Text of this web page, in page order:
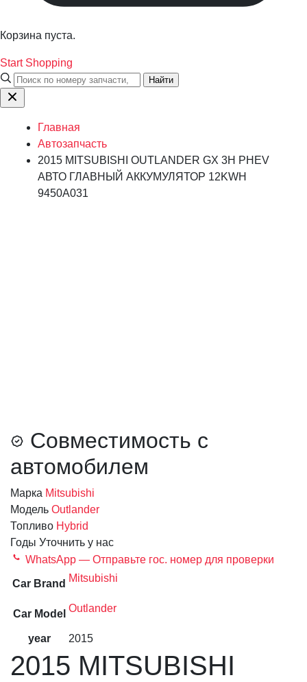
Корзина пуста.
Start Shopping
Найти
Главная
Автозапчасть
2015 MITSUBISHI OUTLANDER GX 3H PHEV
АВТО ГЛАВНЫЙ АККУМУЛЯТОР 12KWH
9450A031
Совместимость с
автомобилем
Марка Mitsubishi
Модель Outlander
Топливо Hybrid
Годы Уточнить у нас
WhatsApp — Отправьте гос. номер для проверки
Car Brand Mitsubishi
Car Model Outlander
year 2015
2015 MITSUBISHI